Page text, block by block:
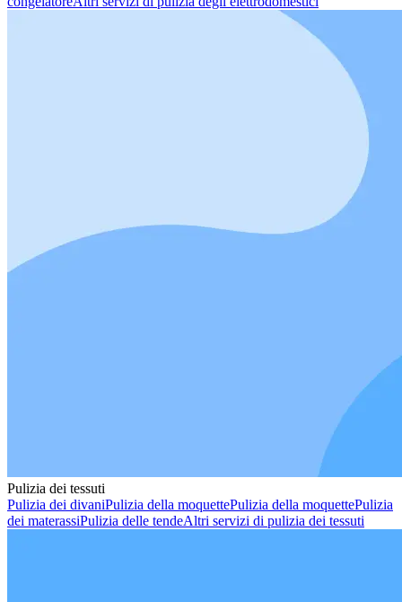
Pulizia dei tessuti
Pulizia dei divaniPulizia della moquettePulizia della moquettePulizia
dei materassiPulizia delle tendeAltri servizi di pulizia dei tessuti